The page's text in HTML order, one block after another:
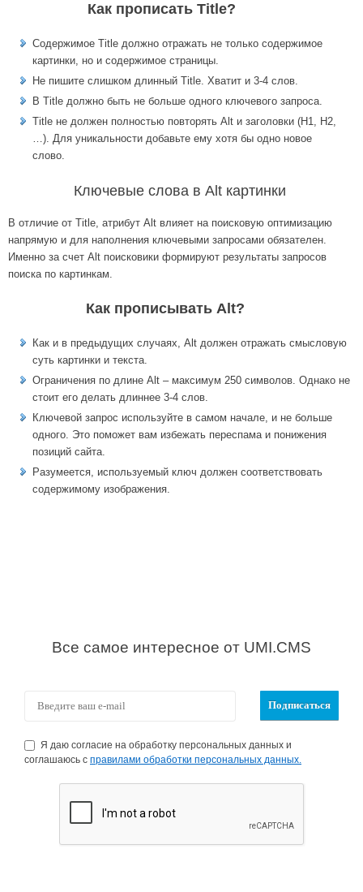
Как прописать Title?
Содержимое Title должно отражать не только содержимое
картинки, но и содержимое страницы.
Не пишите слишком длинный Title. Хватит и 3-4 слов.
В Title должно быть не больше одного ключевого запроса.
Title не должен полностью повторять Alt и заголовки (H1, H2,
…). Для уникальности добавьте ему хотя бы одно новое
слово.
Ключевые слова в Alt картинки
В отличие от Title, атрибут Alt влияет на поисковую оптимизацию
напрямую и для наполнения ключевыми запросами обязателен.
Именно за счет Alt поисковики формируют результаты запросов
поиска по картинкам.
Как прописывать Alt?
Как и в предыдущих случаях, Alt должен отражать смысловую
суть картинки и текста.
Ограничения по длине Alt – максимум 250 символов. Однако не
стоит его делать длиннее 3-4 слов.
Ключевой запрос используйте в самом начале, и не больше
одного. Это поможет вам избежать переспама и понижения
позиций сайта.
Разумеется, используемый ключ должен соответствовать
содержимому изображения.
Все самое интересное от UMI.CMS
Я даю согласие на обработку персональных данных и
соглашаюсь с правилами обработки персональных данных.